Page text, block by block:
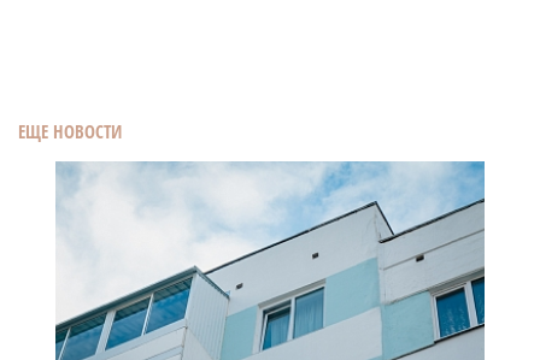
ЕЩЕ НОВОСТИ